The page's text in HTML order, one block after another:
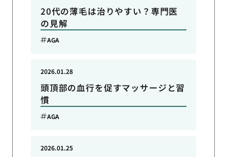
20代の薄毛は治りやすい？専門医
の見解
AGA
頭頂部の血行を促すマッサージと習
慣
2026.01.28
AGA
2026.01.25